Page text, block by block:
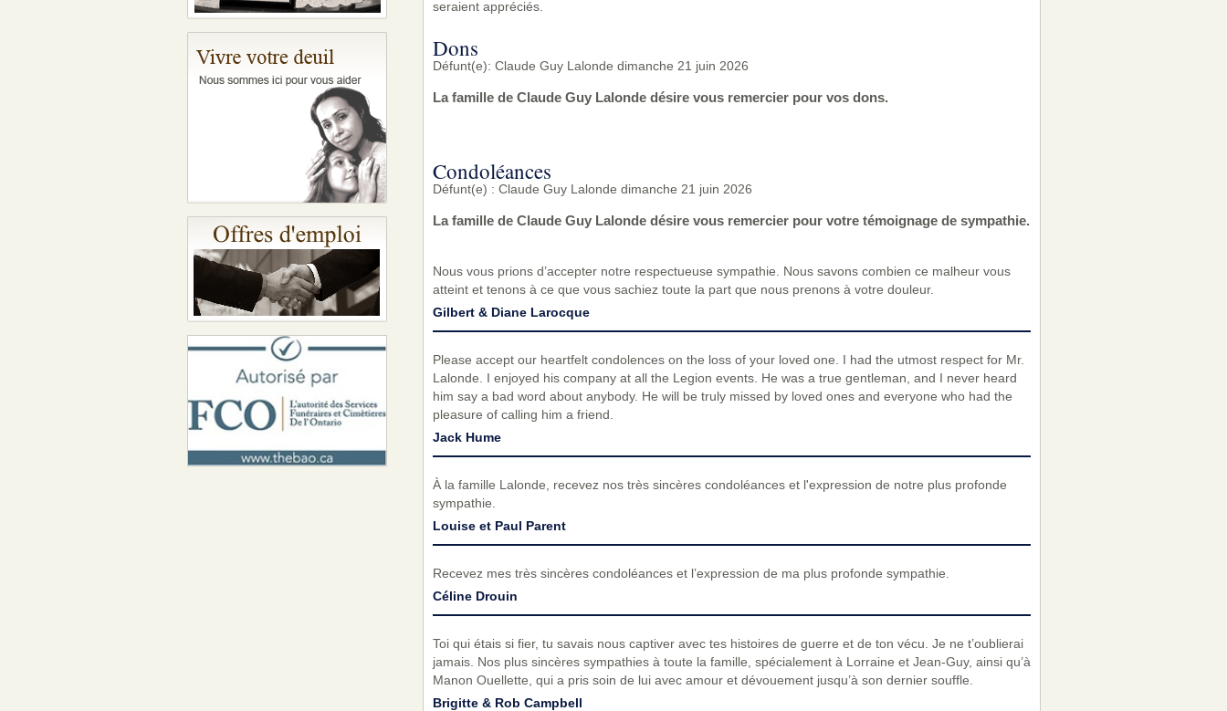
seraient appréciés.
Dons
Défunt(e): Claude Guy Lalonde dimanche 21 juin 2026
La famille de Claude Guy Lalonde désire vous remercier pour vos dons.
Condoléances
Défunt(e) : Claude Guy Lalonde dimanche 21 juin 2026
La famille de Claude Guy Lalonde désire vous remercier pour votre témoignage de sympathie.
Nous vous prions d’accepter notre respectueuse sympathie. Nous savons combien ce malheur vous
atteint et tenons à ce que vous sachiez toute la part que nous prenons à votre douleur.
Gilbert & Diane Larocque
Please accept our heartfelt condolences on the loss of your loved one. I had the utmost respect for Mr.
Lalonde. I enjoyed his company at all the Legion events. He was a true gentleman, and I never heard
him say a bad word about anybody. He will be truly missed by loved ones and everyone who had the
pleasure of calling him a friend.
Jack Hume
À la famille Lalonde, recevez nos très sincères condoléances et l'expression de notre plus profonde
sympathie.
Louise et Paul Parent
Recevez mes très sincères condoléances et l’expression de ma plus profonde sympathie.
Céline Drouin
Toi qui étais si fier, tu savais nous captiver avec tes histoires de guerre et de ton vécu. Je ne t’oublierai
jamais. Nos plus sincères sympathies à toute la famille, spécialement à Lorraine et Jean-Guy, ainsi qu’à
Manon Ouellette, qui a pris soin de lui avec amour et dévouement jusqu’à son dernier souffle.
Brigitte & Rob Campbell